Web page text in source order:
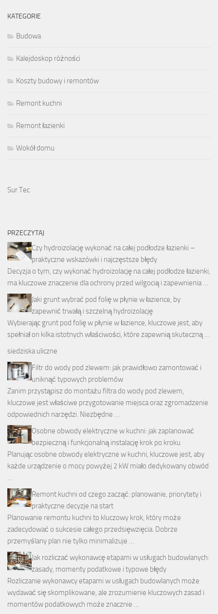
KATEGORIE
Budowa
Kalejdoskop różności
Koszty budowy i remontów
Remont kuchni
Remont łazienki
Wokół domu
Sur Tec
PRZECZYTAJ
Czy hydroizolację wykonać na całej podłodze łazienki –
praktyczne wskazówki i najczęstsze błędy
Decyzja o tym, czy wykonać hydroizolację na całej podłodze łazienki,
ma kluczowe znaczenie dla ochrony przed wilgocią i zapewnienia …
Jaki grunt wybrać pod folię w płynie w łazience, by
zapewnić trwałą i szczelną hydroizolację
Wybierając grunt pod folię w płynie w łazience, kluczowe jest, aby
spełniał on kilka istotnych właściwości, które zapewnią skuteczną …
siedziska uliczne
Filtr do wody pod zlewem: jak prawidłowo zamontować i
uniknąć typowych problemów
Zanim przystąpisz do montażu filtra do wody pod zlewem,
kluczowe jest właściwe przygotowanie miejsca oraz zgromadzenie
odpowiednich narzędzi. Niezbędne …
Osobne obwody elektryczne w kuchni: jak zaplanować
bezpieczną i funkcjonalną instalację krok po kroku
Planując osobne obwody elektryczne w kuchni, kluczowe jest, aby
każde urządzenie o mocy powyżej 2 kW miało dedykowany obwód
…
Remont kuchni od czego zacząć: planowanie, priorytety i
praktyczne decyzje na start
Planowanie remontu kuchni to kluczowy krok, który może
zadecydować o sukcesie całego przedsięwzięcia. Dobrze
przemyślany plan nie tylko minimalizuje …
Jak rozliczać wykonawcę etapami w usługach budowlanych:
zasady, momenty podatkowe i typowe błędy
Rozliczanie wykonawcy etapami w usługach budowlanych może
wydawać się skomplikowane, ale zrozumienie kluczowych zasad i
momentów podatkowych może znacznie …